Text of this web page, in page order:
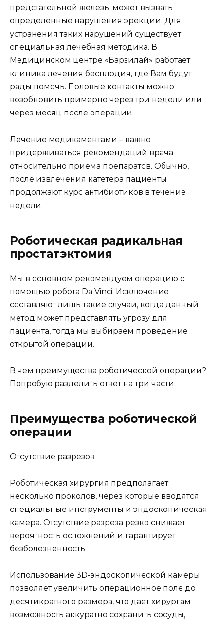
предстательной железы может вызвать
определённые нарушения эрекции. Для
устранения таких нарушений существует
специальная лечебная методика. В
Медицинском центре «Барзилай» работает
клиника лечения бесплодия, где Вам будут
рады помочь. Половые контакты можно
возобновить примерно через три недели или
через месяц после операции.
Лечение медикаментами – важно
придерживаться рекомендаций врача
относительно приема препаратов. Обычно,
после извлечения катетера пациенты
продолжают курс антибиотиков в течение
недели.
Роботическая радикальная
простатэктомия
Мы в основном рекомендуем операцию с
помощью робота Da Vinci. Исключение
составляют лишь такие случаи, когда данный
метод может представлять угрозу для
пациента, тогда мы выбираем проведение
открытой операции.
В чем преимущества роботической операции?
Попробую разделить ответ на три части:
Преимущества роботической
операции
Отсутствие разрезов
Роботическая хирургия предполагает
несколько проколов, через которые вводятся
специальные инструменты и эндоскопическая
камера. Отсутствие разреза резко снижает
вероятность осложнений и гарантирует
безболезненность.
Использование 3D-эндоскопической камеры
позволяет увеличить операционное поле до
десятикратного размера, что дает хирургам
возможность аккуратно сохранить сосуды,